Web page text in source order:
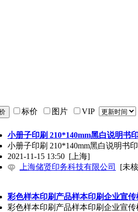
标价 图片 VIP
小册子印刷 210*140mm黑白说明书
小册子印刷 210*140mm黑白说明书
2021-11-15 13:50 [上海]
上海储贤印务科技有限公司
[未
彩色样本印刷产品样本印刷企业宣
彩色样本印刷产品样本印刷企业宣